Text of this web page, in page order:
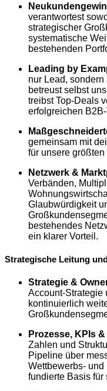
verantwortest
strategischer
systematische
bestehenden
Leading by
nur Lead,
betreust selbst
treibst Top-Deals
erfolgreichen
gemeinsam mit
für unsere
Netzwerk &
Verbänden,
Glaubwürdigkeit
bestehendes
ein klarer Vorteil.
Strategische Leitung
Strategie &
Account-Strategie
kontinuierlich
Prozesse, KPIs
Zahlen und
Pipeline über
Wettbewerbs-
fundierte Basis für